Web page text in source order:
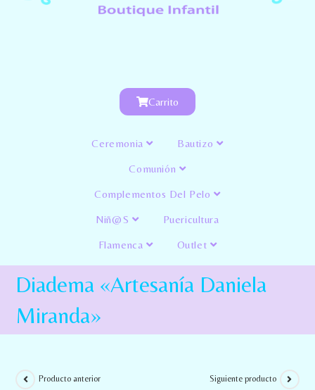
Carrito
Ceremonia Bautizo
Comunión
Complementos Del Pelo
Niñ@s Puericultura
Flamenca Outlet
Diadema «Artesanía Daniela
Miranda»
Producto anterior Siguiente producto